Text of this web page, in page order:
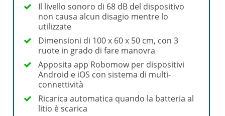
Il livello sonoro di 68 dB del dispositivo
non causa alcun disagio mentre lo
utilizzate
Dimensioni di 100 x 60 x 50 cm, con 3
ruote in grado di fare manovra
Apposita app Robomow per dispositivi
Android e iOS con sistema di multi-
connettività
Ricarica automatica quando la batteria al
litio è scarica